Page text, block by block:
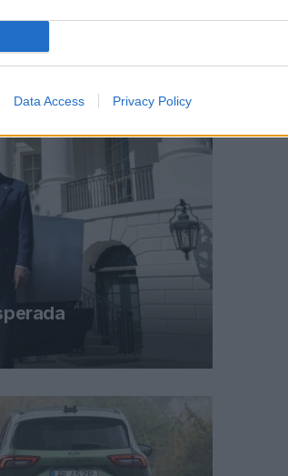
Data Access Privacy Policy